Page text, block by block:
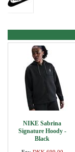
NIKE Sabrina
Signature Hoody -
Black